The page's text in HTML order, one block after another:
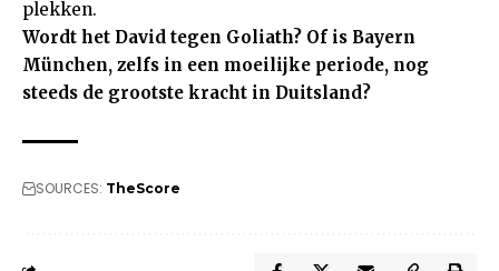
plekken.
Wordt het David tegen Goliath? Of is Bayern
München, zelfs in een moeilijke periode, nog
steeds de grootste kracht in Duitsland?
SOURCES: TheScore